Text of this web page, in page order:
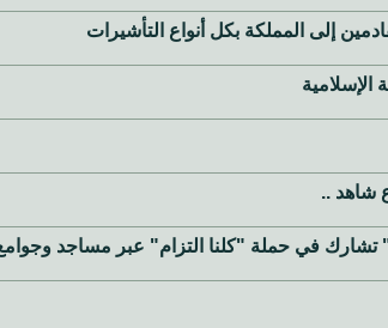
إلى المملكة بكل أنواع التأشيرات
الإسلامية
شاهد ..
تشارك في حملة "كلنا التزام" عبر مساجد